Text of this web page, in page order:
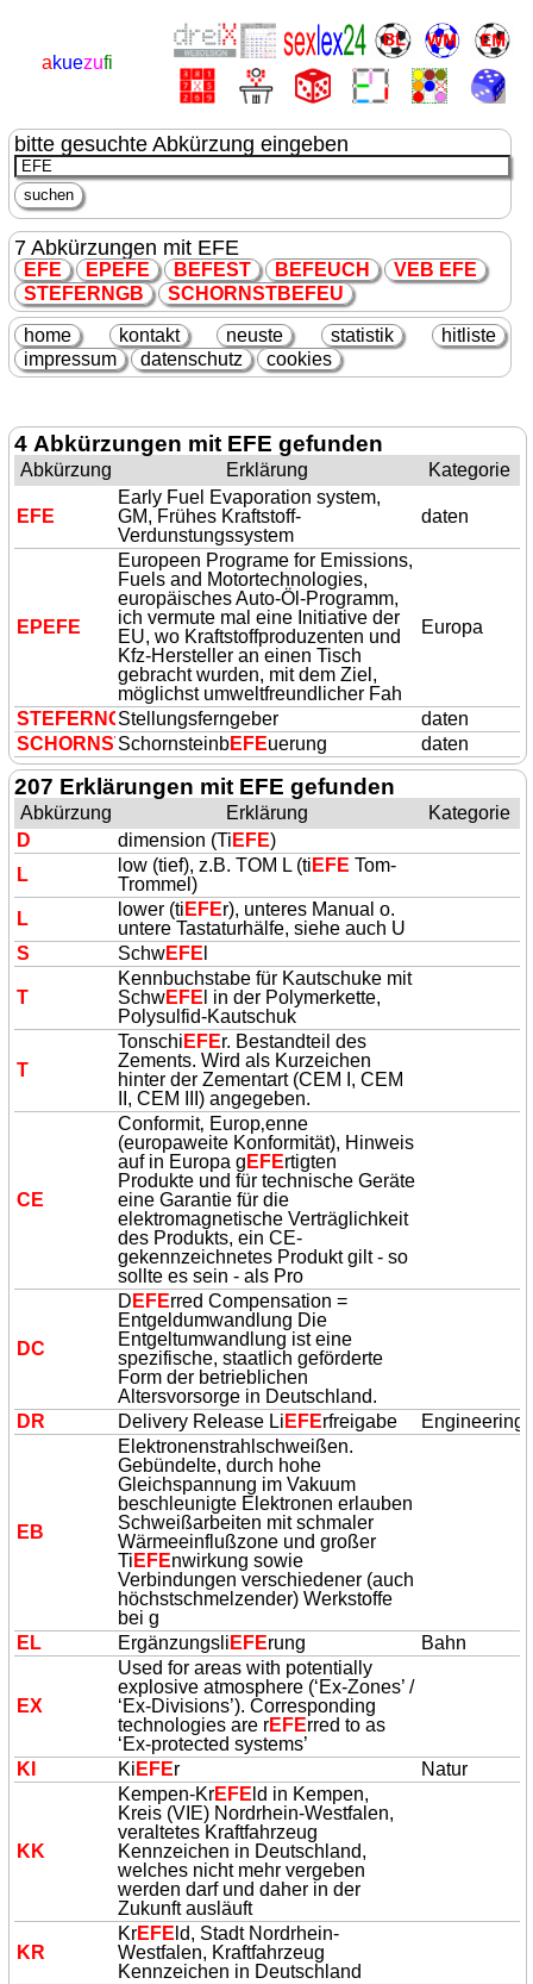
akuezufi
bitte gesuchte Abkürzung eingeben
7 Abkürzungen mit EFE
EFE EP EFE B EFEST B EFEUCH VEB EFE
STEFE RNGB SCHORNSTB EFEU
home kontakt neuste statistik
hitliste
impressum
datenschutz cookies
4 Abkürzungen mit EFE gefunden
Abkürzung Erklärung Kategorie
EFE
Early Fuel Evaporation system,
GM, Frühes Kraftstoff-
Verdunstungssystem
daten
EP EFE
Europeen Programe for Emissions,
Fuels and Motortechnologies,
europäisches Auto-Öl-Programm,
ich vermute mal eine Initiative der
EU, wo Kraftstoffproduzenten und
Kfz-Hersteller an einen Tisch
gebracht wurden, mit dem Ziel,
möglichst umweltfreundlicher Fah
Europa
STEFE RNGBStellungsferngeber
daten
SCHORNSTBEFEU
SchornsteinbEFEuerung daten
207 Erklärungen mit EFE gefunden
Abkürzung Erklärung
Kategorie
D
dimension (Ti EFE)
L
low (tief), z.B. TOM L (ti EFE Tom-
Trommel)
L
lower (ti EFEr), unteres Manual o.
untere Tastaturhälfe, siehe auch U
S
SchwEFE
T
Kennbuchstabe für Kautschuke mit
SchwEFE l in der Polymerkette,
Polysulfid-Kautschuk
T
Tonschi EFEr. Bestandteil des
Zements. Wird als Kurzeichen
hinter der Zementart (CEM I, CEM
II, CEM III) angegeben.
CE
Conformit‚ Europ‚enne
(europaweite Konformität), Hinweis
auf in Europa g EFErtigten
Produkte und für technische Geräte
eine Garantie für die
elektromagnetische Verträglichkeit
des Produkts, ein CE-
gekennzeichnetes Produkt gilt - so
sollte es sein - als Pro
DC
D EFErred Compensation =
Entgeldumwandlung Die
Entgeltumwandlung ist eine
spezifische, staatlich geförderte
Form der betrieblichen
Altersvorsorge in Deutschland.
DR
Delivery Release Li EFErfreigabe Engineering
EB
Elektronenstrahlschweißen.
Gebündelte, durch hohe
Gleichspannung im Vakuum
beschleunigte Elektronen erlauben
Schweißarbeiten mit schmaler
Wärmeeinflußzone und großer
Ti EFEnwirkung sowie
Verbindungen verschiedener (auch
höchstschmelzender) Werkstoffe
bei g
EL
Ergänzungsli EFErung Bahn
EX
Used for areas with potentially
explosive atmosphere (‘Ex-Zones’ /
‘Ex-Divisions’). Corresponding
technologies are rEFErred to as
‘Ex-protected systems’
KI
Ki EFEr Natur
KK
Kempen-KrEFE ld in Kempen,
Kreis (VIE) Nordrhein-Westfalen,
veraltetes Kraftfahrzeug
Kennzeichen in Deutschland,
welches nicht mehr vergeben
werden darf und daher in der
Zukunft ausläuft
KR
KrEFE ld, Stadt Nordrhein-
Westfalen, Kraftfahrzeug
Kennzeichen in Deutschland